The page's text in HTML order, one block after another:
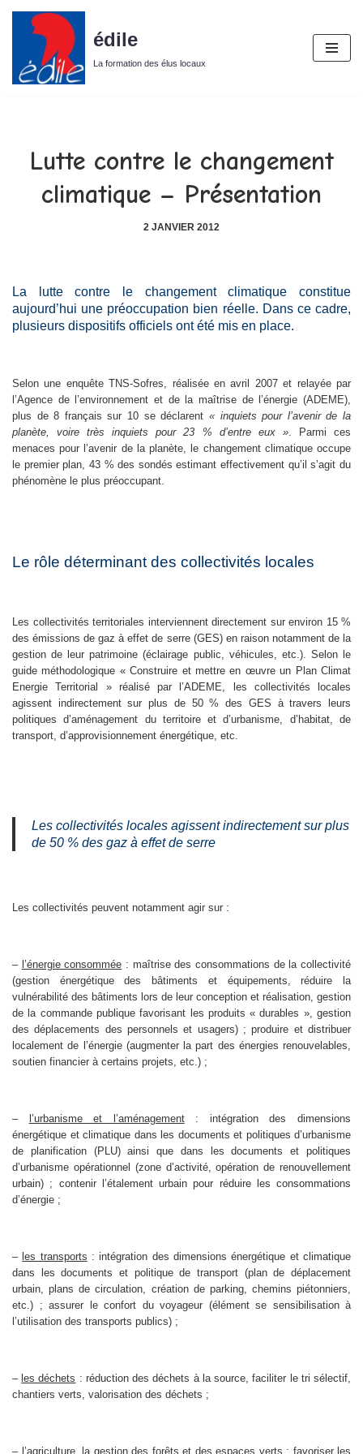
contenu
édile
La formation des élus locaux
Lutte contre le changement
climatique – Présentation
2 JANVIER 2012
La lutte contre le changement climatique constitue
aujourd’hui une préoccupation bien réelle. Dans ce cadre,
plusieurs dispositifs officiels ont été mis en place.
Selon une enquête TNS-Sofres, réalisée en avril 2007 et relayée par
l’Agence de l’environnement et de la maîtrise de l’énergie (ADEME),
plus de 8 français sur 10 se déclarent « inquiets pour l’avenir de la
planète, voire très inquiets pour 23 % d’entre eux ». Parmi ces
menaces pour l’avenir de la planète, le changement climatique occupe
le premier plan, 43 % des sondés estimant effectivement qu’il s’agit du
phénomène le plus préoccupant.
Le rôle déterminant des collectivités locales
Les collectivités territoriales interviennent directement sur environ 15 %
des émissions de gaz à effet de serre (GES) en raison notamment de la
gestion de leur patrimoine (éclairage public, véhicules, etc.). Selon le
guide méthodologique « Construire et mettre en œuvre un Plan Climat
Energie Territorial » réalisé par l’ADEME, les collectivités locales
agissent indirectement sur plus de 50 % des GES à travers leurs
politiques d’aménagement du territoire et d’urbanisme, d’habitat, de
transport, d’approvisionnement énergétique, etc.
Les collectivités locales agissent indirectement sur plus
de 50 % des gaz à effet de serre
Les collectivités peuvent notamment agir sur :
– l’énergie consommée : maîtrise des consommations de la collectivité
(gestion énergétique des bâtiments et équipements, réduire la
vulnérabilité des bâtiments lors de leur conception et réalisation, gestion
de la commande publique favorisant les produits « durables », gestion
des déplacements des personnels et usagers) ; produire et distribuer
localement de l’énergie (augmenter la part des énergies renouvelables,
soutien financier à certains projets, etc.) ;
– l’urbanisme et l’aménagement: intégration des dimensions
énergétique et climatique dans les documents et politiques d’urbanisme
de planification (PLU) ainsi que dans les documents et politiques
d’urbanisme opérationnel (zone d’activité, opération de renouvellement
urbain) ; contenir l’étalement urbain pour réduire les consommations
d’énergie ;
– les transports : intégration des dimensions énergétique et climatique
dans les documents et politique de transport (plan de déplacement
urbain, plans de circulation, création de parking, chemins piétonniers,
etc.) ; assurer le confort du voyageur (élément se sensibilisation à
l’utilisation des transports publics) ;
– les déchets : réduction des déchets à la source, faciliter le tri sélectif,
chantiers verts, valorisation des déchets ;
– l’agriculture, la gestion des forêts et des espaces verts : favoriser les